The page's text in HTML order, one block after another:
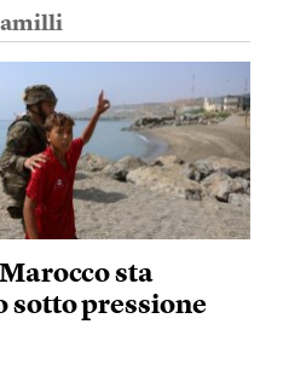
sta
sotto pressione